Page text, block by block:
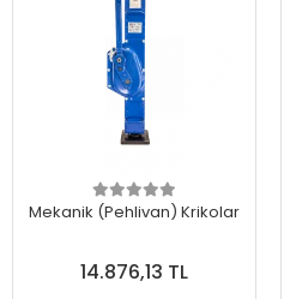
Mekanik (Pehlivan) Krikolar
14.876,13 TL